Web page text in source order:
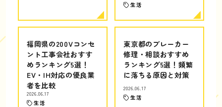
生活
福岡県の200Vコンセ
ント工事会社おすす
めランキング5選！
EV・IH対応の優良業
者を比較
2026.06.17
生活
東京都のブレーカー
修理・相談おすすめ
ランキング5選！頻繁
に落ちる原因と対策
2026.06.17
生活